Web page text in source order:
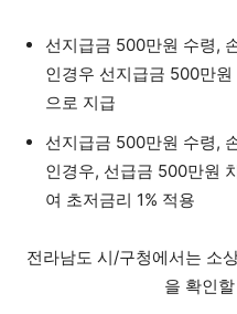
선지급금 500만원 수령,
인경우 선지급금 500만
으로 지급
선지급금 500만원 수령,
인경우, 선급금 500만원
여 초저금리 1% 적용
전라남도 시/구청에서는 소
을 확인